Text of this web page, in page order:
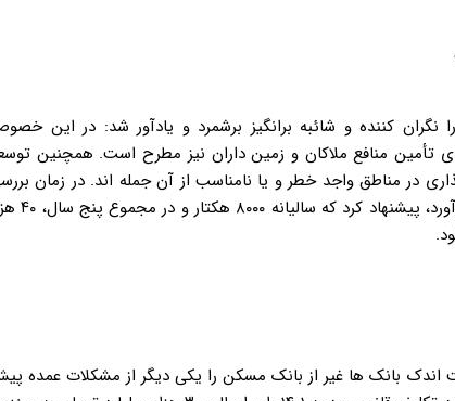
کننده و شائبه برانگیز برشمرد و یادآور شد: در این
تأمین منافع ملاکان و زمین داران نیز مطرح است. همچنین
در مناطق واجد خطر و یا نامناسب از آن جمله اند. در زمان
طرح جهش تولید مسکن مرکز پژوهش های مجلس با مطالعه و برآورد،
.
بانک ها غیر از بانک مسکن را یکی دیگر از مشکلات عمده